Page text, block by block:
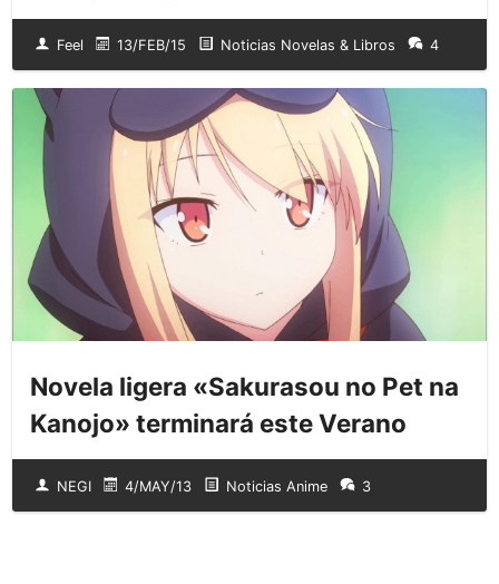
Feel 13/FEB/15 Noticias Novelas & Libros 4
Novela ligera «Sakurasou no Pet na
Kanojo» terminará este Verano
NEGI 4/MAY/13 Noticias Anime 3